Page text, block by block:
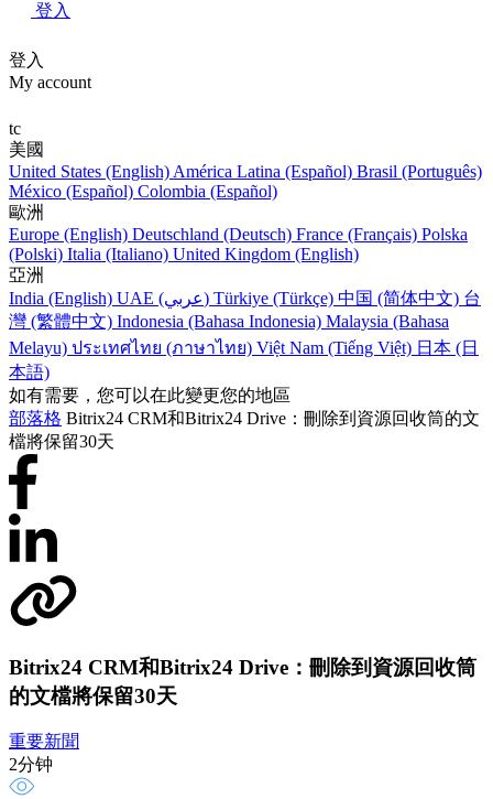
登入
登入
My account
tc
美國
United States (English) América Latina (Español) Brasil (Português)
México (Español) Colombia (Español)
歐洲
Europe (English) Deutschland (Deutsch) France (Français) Polska
(Polski) Italia (Italiano) United Kingdom (English)
亞洲
India (English)
UAE (عربي) Türkiye (Türkçe) 中国 (简体中文) 台
灣 (繁體中文) Indonesia (Bahasa Indonesia) Malaysia (Bahasa
Melayu) ประเทศไทย (ภาษาไทย) Việt Nam (Tiếng Việt) 日本 (日
本語)
如有需要，您可以在此變更您的地區
部落格 Bitrix24 CRM和Bitrix24 Drive：刪除到資源回收筒的文
檔將保留30天
Bitrix24 CRM和Bitrix24 Drive：刪除到資源回收筒
的文檔將保留30天
重要新聞
2分钟